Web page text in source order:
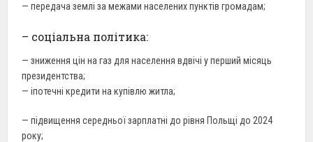
— передача землі за межами населених пунктів громадам;
– соціальна політика:
— зниження цін на газ для населення вдвічі у перший місяць
президентства;
— іпотечні кредити на купівлю житла;
— підвищення середньої зарплатні до рівня Польщі до 2024
року;